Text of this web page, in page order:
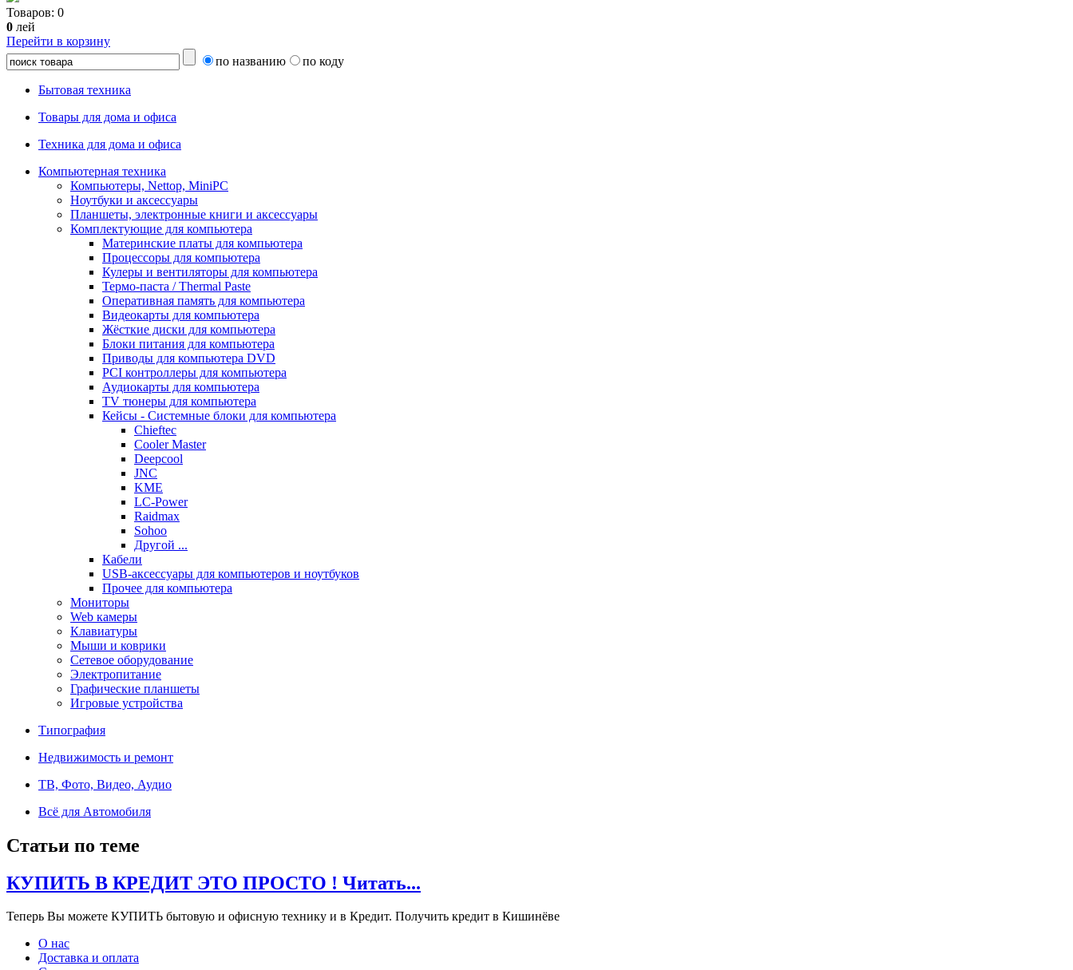
Товаров: 0
0 лей
Перейти в корзину
по названию
по коду
Бытовая техника
Товары для дома и офиса
Техника для дома и офиса
Компьютерная техника
Компьютеры, Nettop, MiniPC
Ноутбуки и аксессуары
Планшеты, электронные книги и аксессуары
Комплектующие для компьютера
Материнские платы для компьютера
Процессоры для компьютера
Кулеры и вентиляторы для компьютера
Термо-паста / Thermal Paste
Оперативная память для компьютера
Видеокарты для компьютера
Жёсткие диски для компьютера
Блоки питания для компьютера
Приводы для компьютера DVD
PCI контроллеры для компьютера
Аудиокарты для компьютера
TV тюнеры для компьютера
Кейсы - Системные блоки для компьютера
Chieftec
Cooler Master
Deepcool
JNC
KME
LC-Power
Raidmax
Sohoo
Другой ...
Кабели
USB-аксессуары для компьютеров и ноутбуков
Прочее для компьютера
Мониторы
Web камеры
Клавиатуры
Мыши и коврики
Сетевое оборудование
Электропитание
Графические планшеты
Игровые устройства
Типография
Недвижимость и ремонт
ТВ, Фото, Видео, Аудио
Всё для Автомобиля
Статьи по теме
КУПИТЬ В КРЕДИТ ЭТО ПРОСТО ! Читать...
Теперь Вы можете КУПИТЬ бытовую и офисную технику и в Кредит. Получить кредит в Кишинёве
О нас
Доставка и оплата